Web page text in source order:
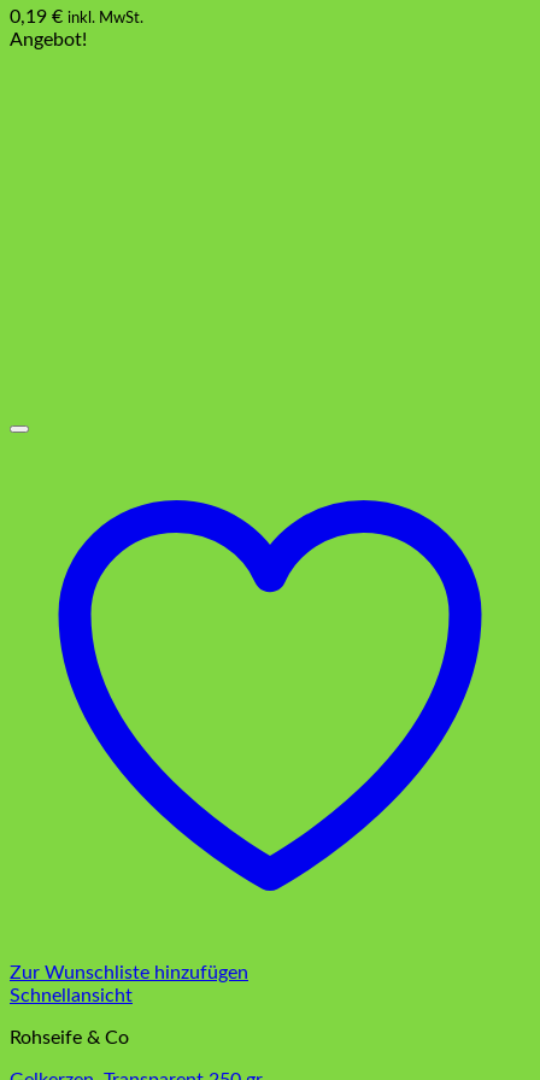
0,19 € inkl. MwSt.
Angebot!
Zur Wunschliste hinzufügen
Schnellansicht
Rohseife & Co